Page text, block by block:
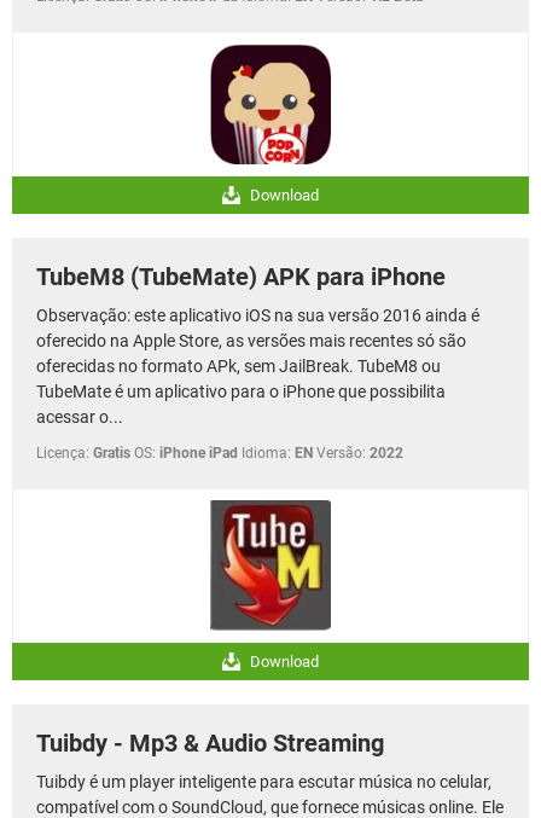
Download
TubeM8 (TubeMate) APK para iPhone
Observação: este aplicativo iOS na sua versão 2016 ainda é
oferecido na Apple Store, as versões mais recentes só são
oferecidas no formato APk, sem JailBreak. TubeM8 ou
TubeMate é um aplicativo para o iPhone que possibilita
acessar o...
Licença: Gratis OS: iPhone iPad Idioma: EN Versão: 2022
Download
Tuibdy - Mp3 & Audio Streaming
Tuibdy é um player inteligente para escutar música no celular,
compatível com o SoundCloud, que fornece músicas online. Ele